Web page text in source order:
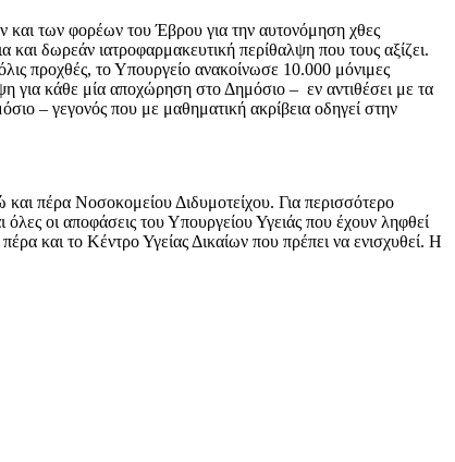
και των φορέων του Έβρου για την αυτονόμηση χθες
και δωρεάν ιατροφαρμακευτική περίθαλψη που τους αξίζει.
προχθές, το Υπουργείο ανακοίνωσε 10.000 μόνιμες
για κάθε μία αποχώρηση στο Δημόσιο – εν αντιθέσει με τα
– γεγονός που με μαθηματική ακρίβεια οδηγεί στην
πέρα Νοσοκομείου Διδυμοτείχου. Για περισσότερο
οι αποφάσεις του Υπουργείου Υγειάς που έχουν ληφθεί
και το Κέντρο Υγείας Δικαίων που πρέπει να ενισχυθεί. Η